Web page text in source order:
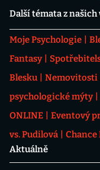
Další témata z našich
Moje Psychologie
Fantasy
Blesku
Nemovitosti
psychologické mýty
ONLINE
Eventový
vs. Pudilová
Chance
Aktuálně